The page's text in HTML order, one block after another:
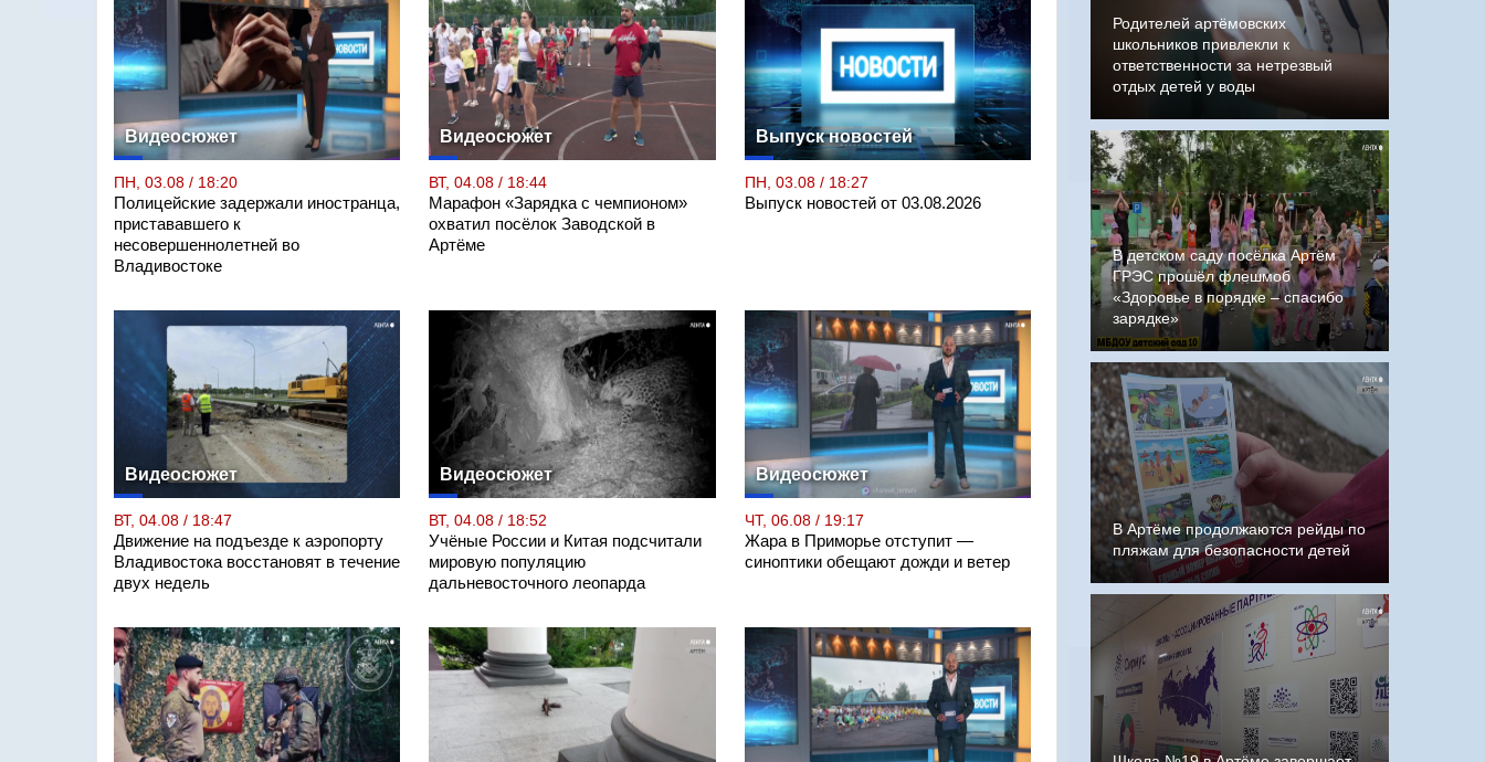
Видеосюжет
ПН, 03.08 / 18:20
Полицейские задержали иностранца,
пристававшего к
несовершеннолетней во
Владивостоке
Видеосюжет
ВТ, 04.08 / 18:44
Марафон «Зарядка с чемпионом»
охватил посёлок Заводской в
Артёме
Выпуск новостей
ПН, 03.08 / 18:27
Выпуск новостей от 03.08.2026
Видеосюжет
ВТ, 04.08 / 18:47
Движение на подъезде к аэропорту
Владивостока восстановят в течение
двух недель
Видеосюжет
ВТ, 04.08 / 18:52
Учёные России и Китая подсчитали
мировую популяцию
дальневосточного леопарда
Видеосюжет
ЧТ, 06.08 / 19:17
Жара в Приморье отступит —
синоптики обещают дожди и ветер
Родителей артёмовских
школьников привлекли к
ответственности за нетрезвый
отдых детей у воды
В детском саду посёлка Артём
ГРЭС прошёл флешмоб
«Здоровье в порядке – спасибо
зарядке»
В Артёме продолжаются рейды по
пляжам для безопасности детей